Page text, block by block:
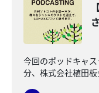
今回のポッドキャ
分、株式会社植田板